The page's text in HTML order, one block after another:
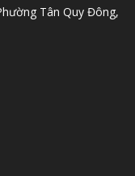
Tân Quy Đông,